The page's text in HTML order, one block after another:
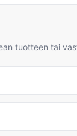
tuotteen tai